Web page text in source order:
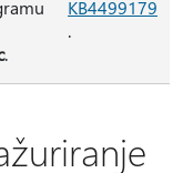
.
KB4499179
.